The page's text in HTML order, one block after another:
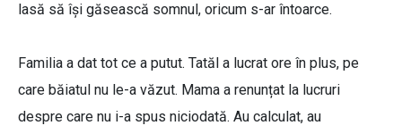
lasă să își găsească somnul, oricum s-ar întoarce.
Familia a dat tot ce a putut. Tatăl a lucrat ore în plus, pe
care băiatul nu le-a văzut. Mama a renunțat la lucruri
despre care nu i-a spus niciodată. Au calculat, au